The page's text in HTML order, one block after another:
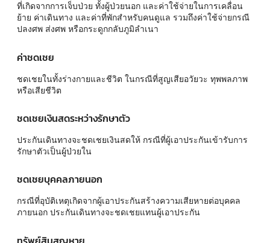
ที่เกิดจากการเจ็บป่วย ทั้งผู้ป่วยนอก และค่าใช้จ่ายในการเคลื่อน
ย้าย ค่าเดินทาง และค่าที่พักสำหรับคนดูแล รวมถึงค่าใช้จ่ายกรณี
ปลงศพ ส่งศพ หรือกระดูกกลับภูมิลำเนา
ค่าชดเชย
ชดเชยในทั้งร่างกายและชีวิต ในกรณีที่สูญเสียอวัยวะ ทุพพลภาพ
หรือเสียชีวิต
ชดเชยเงินสดระหว่างรักษาตัว
ประกันเดินทางจะชดเชยเงินสดให้ กรณีที่ผู้เอาประกันเข้ารับการ
รักษาตัวเป็นผู้ป่วยใน
ชดเชยบุคคลภายนอก
กรณีที่อุบัติเหตุเกิดจากผู้เอาประกันสร้างความเสียหายต่อบุคคล
ภายนอก ประกันเดินทางจะชดเชยแทนผู้เอาประกัน